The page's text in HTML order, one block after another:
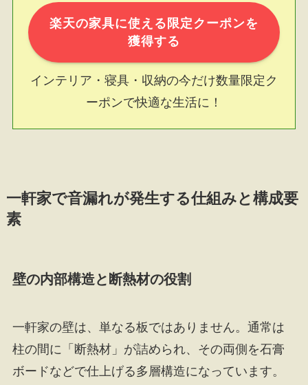
楽天の家具に使える限定クーポンを
獲得する
インテリア・寝具・収納の今だけ数量限定ク
ーポンで快適な生活に！
一軒家で音漏れが発生する仕組みと構成要
素
壁の内部構造と断熱材の役割
一軒家の壁は、単なる板ではありません。通常は
柱の間に「断熱材」が詰められ、その両側を石膏
ボードなどで仕上げる多層構造になっています。